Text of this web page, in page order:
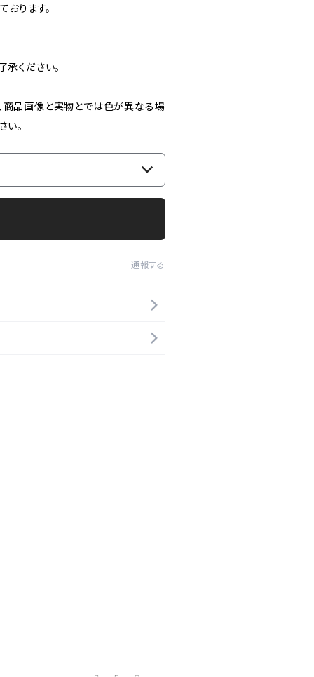
ります。
ください。
商品画像と実物とでは色が異なる場
い。
通報する